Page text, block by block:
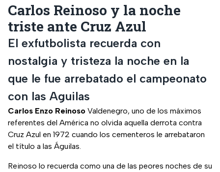
Carlos Reinoso y la noche
triste ante Cruz Azul
El exfutbolista recuerda con
nostalgia y tristeza la noche en la
que le fue arrebatado el campeonato
con las Aguilas
Carlos Enzo Reinoso Valdenegro, uno de los máximos
referentes del América no olvida aquella derrota contra
Cruz Azul en 1972 cuando los cementeros le arrebataron
el título a las Águilas.
Reinoso lo recuerda como una de las peores noches de su